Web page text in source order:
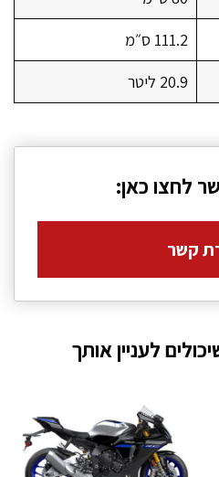
111.2 ס״מ
20.9 ליטר
לחצו כאן:
קשר
לעניין אותך